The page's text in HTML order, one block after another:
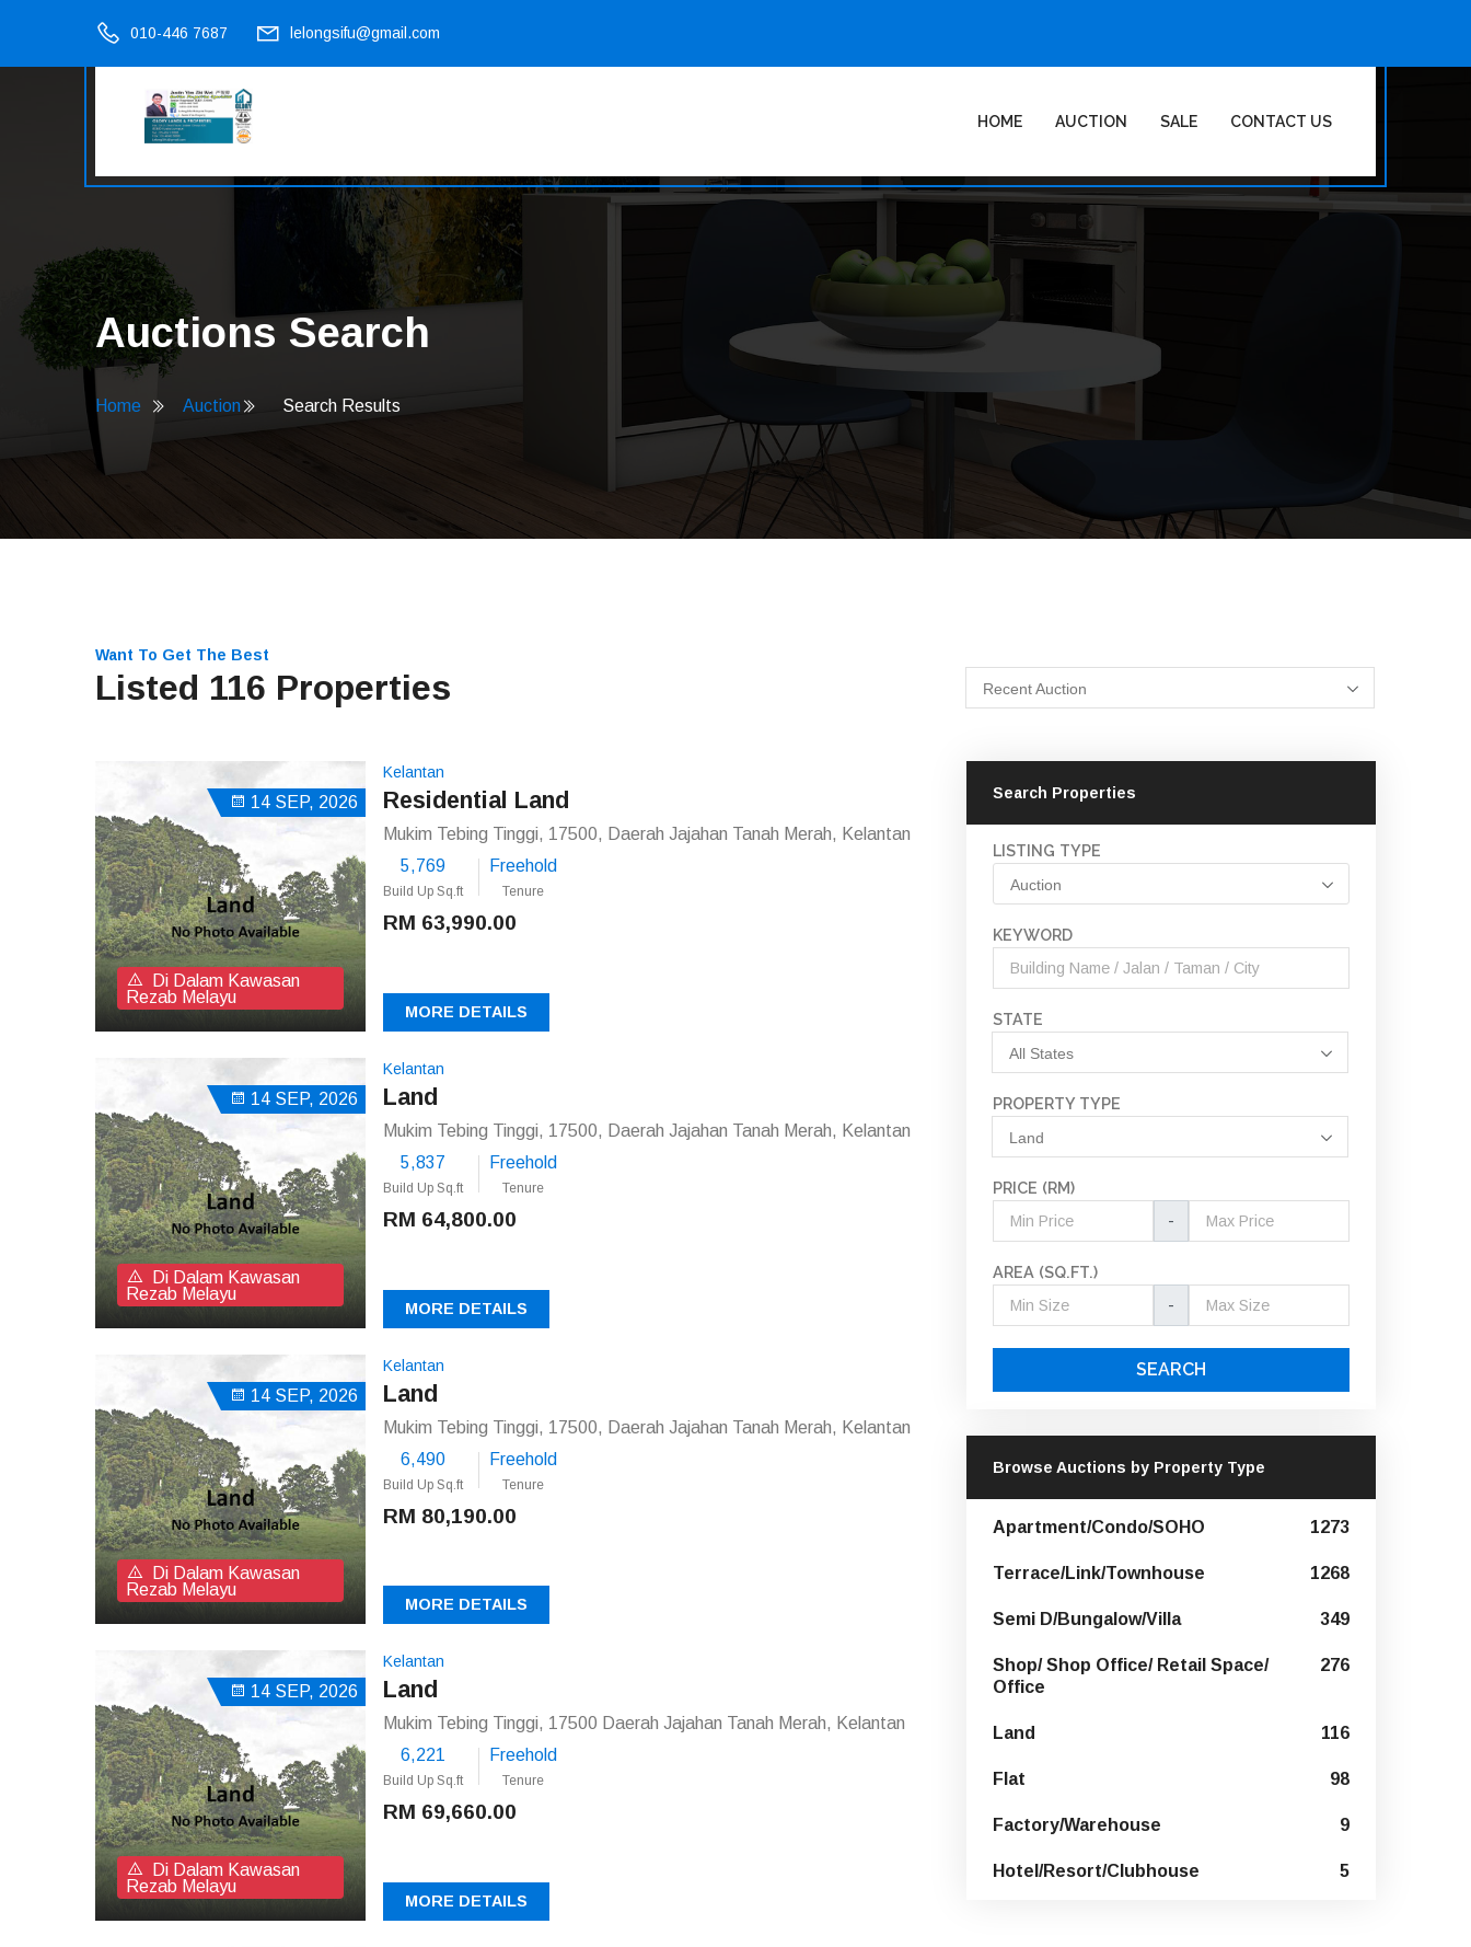
010-446 7687 lelongsifu@gmail.com
HOME AUCTION SALE CONTACT US
Auctions Search
Home Auction Search Results
Want To Get The Best
Listed 116 Properties Recent Auction
14 SEP, 2026
Di Dalam Kawasan
Rezab Melayu
Kelantan
Residential Land
Mukim Tebing Tinggi, 17500, Daerah Jajahan Tanah Merah, Kelantan
5,769
Build Up Sq.ft
Freehold
Tenure
RM 63,990.00
MORE DETAILS
14 SEP, 2026
Di Dalam Kawasan
Rezab Melayu
Kelantan
Land
Mukim Tebing Tinggi, 17500, Daerah Jajahan Tanah Merah, Kelantan
5,837
Build Up Sq.ft
Freehold
Tenure
RM 64,800.00
MORE DETAILS
14 SEP, 2026
Di Dalam Kawasan
Rezab Melayu
Kelantan
Land
Mukim Tebing Tinggi, 17500, Daerah Jajahan Tanah Merah, Kelantan
6,490
Build Up Sq.ft
Freehold
Tenure
RM 80,190.00
MORE DETAILS
14 SEP, 2026
Di Dalam Kawasan
Rezab Melayu
Kelantan
Land
Mukim Tebing Tinggi, 17500 Daerah Jajahan Tanah Merah, Kelantan
6,221
Build Up Sq.ft
Freehold
Tenure
RM 69,660.00
MORE DETAILS
Search Properties
LISTING TYPE
Auction
KEYWORD
STATE
All States
PROPERTY TYPE
Land
PRICE (RM)
-
AREA (SQ.FT.)
-
SEARCH
Browse Auctions by Property Type
Apartment/Condo/SOHO 1273
Terrace/Link/Townhouse 1268
Semi D/Bungalow/Villa 349
Shop/ Shop Office/ Retail Space/
Office
276
Land 116
Flat 98
Factory/Warehouse 9
Hotel/Resort/Clubhouse 5